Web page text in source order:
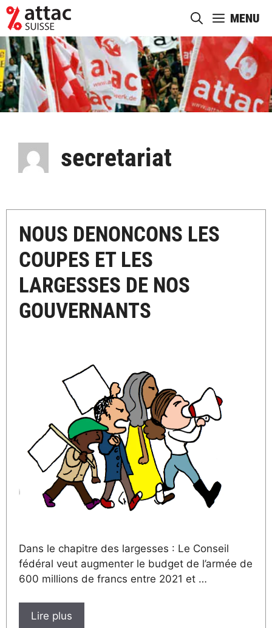
Aller
au
contenu
MENU
secretariat
NOUS DENONCONS LES
COUPES ET LES
LARGESSES DE NOS
GOUVERNANTS
Dans le chapitre des largesses : Le Conseil
fédéral veut augmenter le budget de l’armée de
600 millions de francs entre 2021 et …
Lire plus